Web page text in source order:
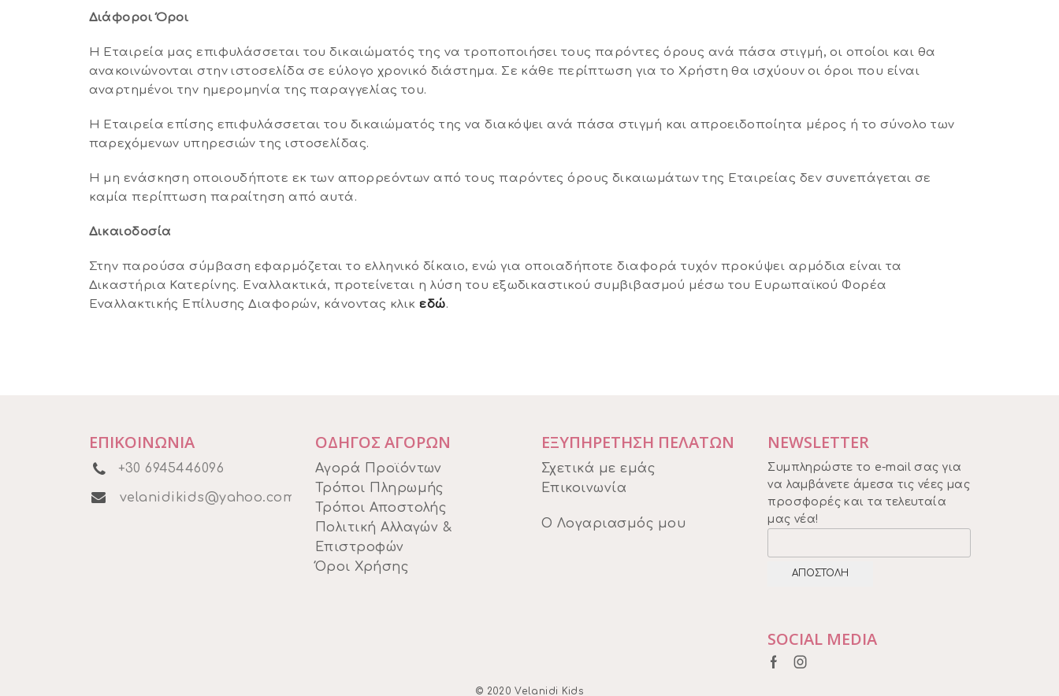
Διάφοροι Όροι
Η Εταιρεία μας επιφυλάσσεται του δικαιώματός της να τροποποιήσει τους παρόντες όρους ανά πάσα στιγμή, οι οποίοι και θα
ανακοινώνονται στην ιστοσελίδα σε εύλογο χρονικό διάστημα. Σε κάθε περίπτωση για το Χρήστη θα ισχύουν οι όροι που είναι
αναρτημένοι την ημερομηνία της παραγγελίας του.
Η Εταιρεία επίσης επιφυλάσσεται του δικαιώματός της να διακόψει ανά πάσα στιγμή και απροειδοποίητα μέρος ή το σύνολο των
παρεχόμενων υπηρεσιών της ιστοσελίδας.
Η μη ενάσκηση οποιουδήποτε εκ των απορρεόντων από τους παρόντες όρους δικαιωμάτων της Εταιρείας δεν συνεπάγεται σε
καμία περίπτωση παραίτηση από αυτά.
Δικαιοδοσία
Στην παρούσα σύμβαση εφαρμόζεται το ελληνικό δίκαιο, ενώ για οποιαδήποτε διαφορά τυχόν προκύψει αρμόδια είναι τα
Δικαστήρια Κατερίνης. Εναλλακτικά, προτείνεται η λύση του εξωδικαστικού συμβιβασμού μέσω του Ευρωπαϊκού Φορέα
Εναλλακτικής Επίλυσης Διαφορών, κάνοντας κλικ εδώ.
ΕΠΙΚΟΙΝΩΝΙΑ
+30 6945446096
velanidikids@yahoo.com
ΟΔΗΓΟΣ ΑΓΟΡΩΝ
Αγορά Προϊόντων
Τρόποι Πληρωμής
Τρόποι Αποστολής
Πολιτική Αλλαγών &
Επιστροφών
Όροι Χρήσης
ΕΞΥΠΗΡΕΤΗΣΗ ΠΕΛΑΤΩΝ
Σχετικά με εμάς
Επικοινωνία
Ο Λογαριασμός μου
NEWSLETTER
Συμπληρώστε το e-mail σας για
να λαμβάνετε άμεσα τις νέες μας
προσφορές και τα τελευταία
μας νέα!
SOCIAL MEDIA
Facebook
Instagram
© 2020 Velanidi Kids